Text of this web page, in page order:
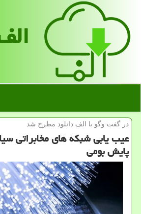
در گفت وگو با الف دانلود مطرح شد
عیب یابی شبكه های مخابراتی
پایش بومی